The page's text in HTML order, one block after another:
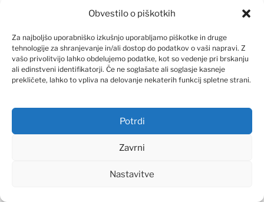
Obvestilo o piškotkih
Za najboljšo uporabniško izkušnjo uporabljamo piškotke in druge
tehnologije za shranjevanje in/ali dostop do podatkov o vaši napravi. Z
vašo privolitvijo lahko obdelujemo podatke, kot so vedenje pri brskanju
ali edinstveni identifikatorji. Če ne soglašate ali soglasje kasneje
prekličete, lahko to vpliva na delovanje nekaterih funkcij spletne strani.
Potrdi
Zavrni
Nastavitve
marec 2019
februar 2019
januar 2019
december 2018